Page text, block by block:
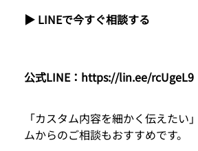
▶ LINEで今すぐ相談する
公式LINE： https://lin.ee/rcUgeL9
「カスタム内容を細かく伝えたい
ムからのご相談もおすすめです。